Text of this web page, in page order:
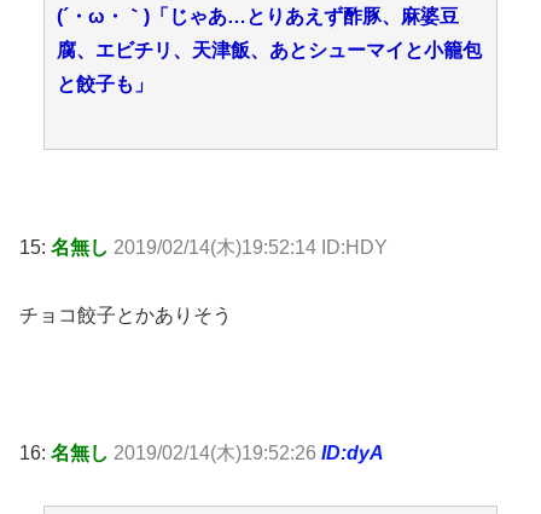
(´・ω・｀)「じゃあ…とりあえず酢豚、麻婆豆
腐、エビチリ、天津飯、あとシューマイと小籠包
と餃子も」
15: 名無し 2019/02/14(木)19:52:14 ID:HDY
チョコ餃子とかありそう
16: 名無し 2019/02/14(木)19:52:26 ID:dyA